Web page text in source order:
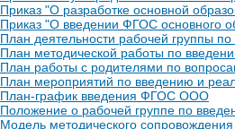
Приказ "О разработке основной
Приказ "О введении ФГОС основного
План деятельности рабочей группы
План методической работы по
План работы с родителями по
План мероприятий по введению и
План-график введения ФГОС ООО
Положение о рабочей группе по
Модель методического